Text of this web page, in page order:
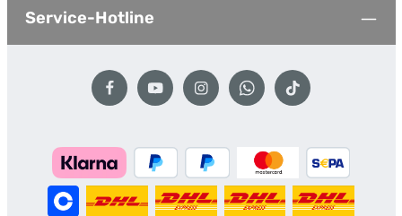
Service-Hotline